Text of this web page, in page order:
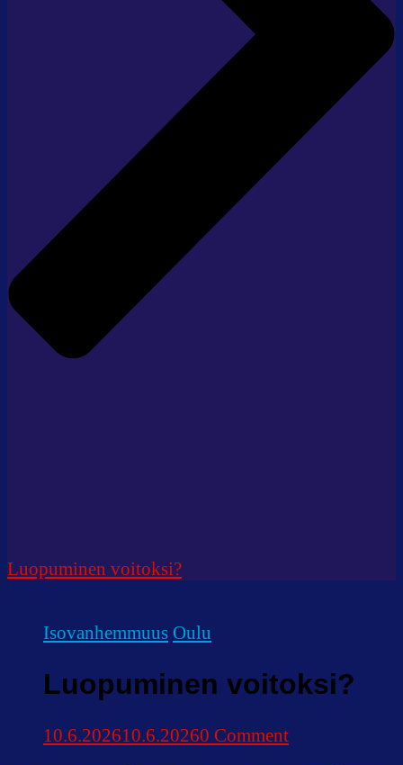
Luopuminen voitoksi?
Isovanhemmuus Oulu
Luopuminen voitoksi?
10.6.202610.6.20260 Commenton